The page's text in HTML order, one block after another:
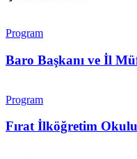
Program
Baro Başkanı ve İl
Program
Fırat İlköğretim